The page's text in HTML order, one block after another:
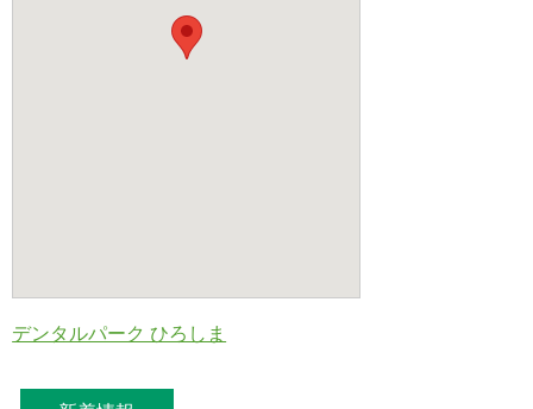
デンタルパーク ひろしま